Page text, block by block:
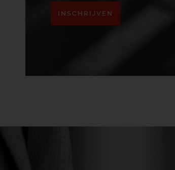
INSCHRIJVEN